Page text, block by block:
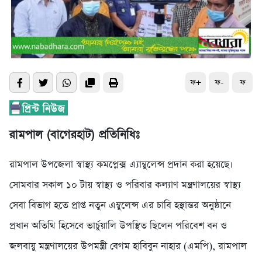
ফ+ ফ- ফ
রামপাল (বাগেরহাট) প্রতিনিধিঃ
রামপাল উপজেলা স্বাস্থ্য কমপ্লেক্স এ্যাম্বুলেন্স প্রদান করা হয়েছে।
সোমবার সকাল ১০ টায় স্বাস্থ্য ও পরিবার কল্যাণ মন্ত্রণালয়ের স্বাস্থ্য
সেবা বিভাগ হতে প্রাপ্ত নতুন এম্বুলেন্স এর চাবি হস্থান্তর অনুষ্ঠানে
প্রধান অতিথি হিসেবে ভার্চুয়ালি উপস্থিত ছিলেন পরিবেশ বন ও
জলবায়ু মন্ত্রণালয়ের উপমন্ত্রী বেগম হাবিবুন নাহার (এমপি), রামপাল